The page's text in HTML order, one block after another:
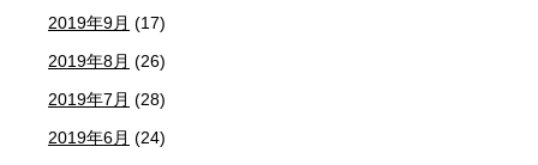
2019年9月 (17)
2019年8月 (26)
2019年7月 (28)
2019年6月 (24)